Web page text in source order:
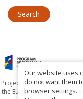
Project co-financed by the
the European Union under
Our website uses
do not want them
browser settings.